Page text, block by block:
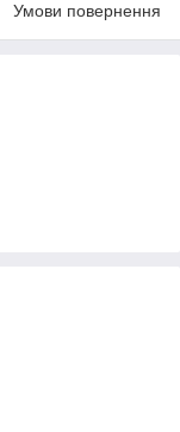
Умови повернення